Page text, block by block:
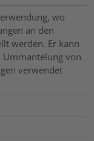
wo
an den
werden. Er kann
von
verwendet